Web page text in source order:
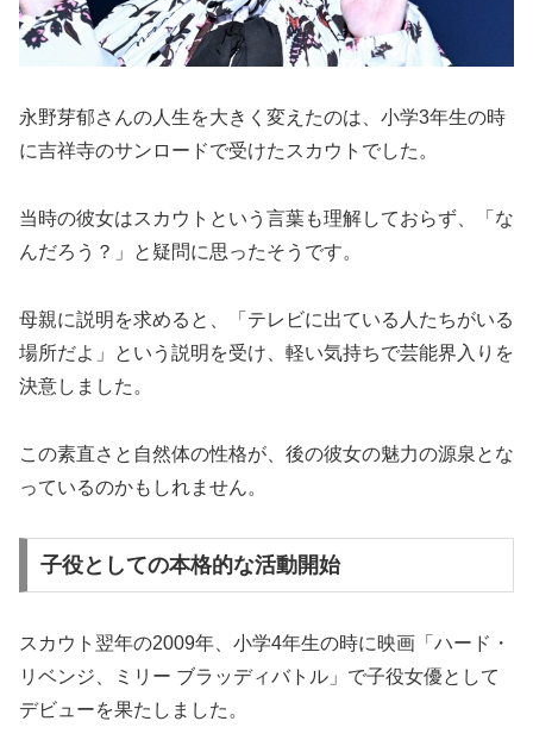
永野芽郁さんの人生を大きく変えたのは、小学3年生の時
に吉祥寺のサンロードで受けたスカウトでした。
当時の彼女はスカウトという言葉も理解しておらず、「な
んだろう？」と疑問に思ったそうです。
母親に説明を求めると、「テレビに出ている人たちがいる
場所だよ」という説明を受け、軽い気持ちで芸能界入りを
決意しました。
この素直さと自然体の性格が、後の彼女の魅力の源泉とな
っているのかもしれません。
子役としての本格的な活動開始
スカウト翌年の2009年、小学4年生の時に映画「ハード・
リベンジ、ミリー ブラッディバトル」で子役女優として
デビューを果たしました。